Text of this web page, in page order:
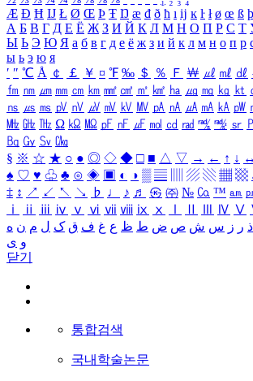
Æ Ð Ħ Ĳ Ł Ø Œ Þ Ŧ Ŋ æ đ ð ħ ı ĳ ĸ ŀ ł ø œ ß þ
А Б В Г Д Е Ё Ж З И Й К Л М Н О П Р С Т
Ы Ь Э Ю Я а б в г д е ё ж з и й к л м н о п р
ы ь э ю я
′ ″ ℃ Å ￠ ￡ ￥ ¤ ℉ ‰ ＄ ％ Ｆ ￦ ㎕ ㎖ ㎗
㎙ ㎚ ㎛ ㎜ ㎝ ㎞ ㎟ ㎠ ㎡ ㎢ ㏊ ㎍ ㎎ ㎏ ㏏
㎱ ㎲ ㎳ ㎴ ㎵ ㎶ ㎷ ㎸ ㎹ ㎀ ㎁ ㎂ ㎃ ㎄ ㎺
㎒ ㎓ ㎔ Ω ㏀ ㏁ ㎊ ㎋ ㎌ ㏖ ㏅ ㎭ ㎮ ㎯ ㏛
㏃ ㏉ ㏜ ㏆
§ ※ ☆ ★ ○ ● ◎ ◇ ◆ □ ■ △ ▽ → ← ↑ ↓ ↔
♠ ♡ ♥ ♧ ♣ ⊙ ◈ ▣ ◐ ◑ ▒ ▤ ▨ ▧ ▦ ▩
‡ ↕ ↗ ↙ ↖ ↘ ♭ ♩ ♪ ♬ ㉿ ㈜ № ㏇ ™ ㏂
ⅰ
ⅱ ⅲ ⅳ ⅴ ⅵ ⅶ ⅷ ⅸ ⅹ Ⅳ Ⅴ
ذ ر ز س ش ص ض ط ظ ع غ ف ق ک ل م ن ه
و ی
닫기
통합검색
국내학술논문